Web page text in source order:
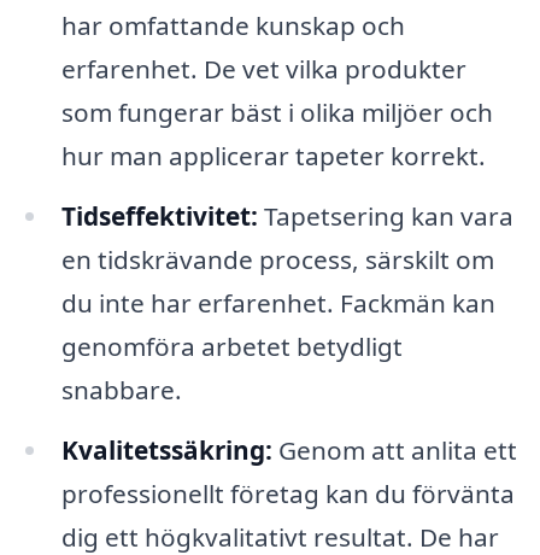
har omfattande kunskap och
erfarenhet. De vet vilka produkter
som fungerar bäst i olika miljöer och
hur man applicerar tapeter korrekt.
Tidseffektivitet: Tapetsering kan vara
en tidskrävande process, särskilt om
du inte har erfarenhet. Fackmän kan
genomföra arbetet betydligt
snabbare.
Kvalitetssäkring: Genom att anlita ett
professionellt företag kan du förvänta
dig ett högkvalitativt resultat. De har